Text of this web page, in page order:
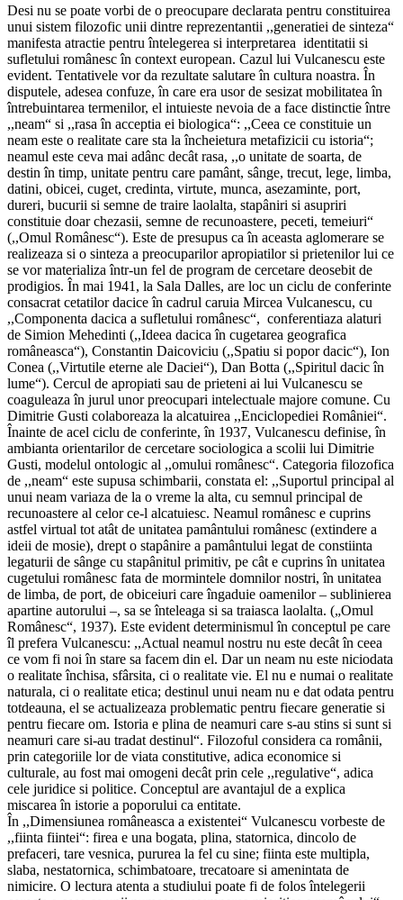
Desi nu se poate vorbi de o preocupare declarata pentru constituirea
unui sistem filozofic unii dintre reprezentantii ,,generatiei de sinteza“
manifesta atractie pentru întelegerea si interpretarea identitatii si
sufletului românesc în context european. Cazul lui Vulcanescu este
evident. Tentativele vor da rezultate salutare în cultura noastra. În
disputele, adesea confuze, în care era usor de sesizat mobilitatea în
întrebuintarea termenilor, el intuieste nevoia de a face distinctie între
,,neam“ si ,,rasa în acceptia ei biologica“: ,,Ceea ce constituie un
neam este o realitate care sta la încheietura metafizicii cu istoria“;
neamul este ceva mai adânc decât rasa, ,,o unitate de soarta, de
destin în timp, unitate pentru care pamânt, sânge, trecut, lege, limba,
datini, obicei, cuget, credinta, virtute, munca, asezaminte, port,
dureri, bucurii si semne de traire laolalta, stapâniri si asupriri
constituie doar chezasii, semne de recunoastere, peceti, temeiuri“
(,,Omul Românesc“). Este de presupus ca în aceasta aglomerare se
realizeaza si o sinteza a preocuparilor apropiatilor si prietenilor lui ce
se vor materializa într-un fel de program de cercetare deosebit de
prodigios. În mai 1941, la Sala Dalles, are loc un ciclu de conferinte
consacrat cetatilor dacice în cadrul caruia Mircea Vulcanescu, cu
,,Componenta dacica a sufletului românesc“, conferentiaza alaturi
de Simion Mehedinti (,,Ideea dacica în cugetarea geografica
româneasca“), Constantin Daicoviciu (,,Spatiu si popor dacic“), Ion
Conea (,,Virtutile eterne ale Daciei“), Dan Botta (,,Spiritul dacic în
lume“). Cercul de apropiati sau de prieteni ai lui Vulcanescu se
coaguleaza în jurul unor preocupari intelectuale majore comune. Cu
Dimitrie Gusti colaboreaza la alcatuirea ,,Enciclopediei României“.
Înainte de acel ciclu de conferinte, în 1937, Vulcanescu definise, în
ambianta orientarilor de cercetare sociologica a scolii lui Dimitrie
Gusti, modelul ontologic al ,,omului românesc“. Categoria filozofica
de ,,neam“ este supusa schimbarii, constata el: ,,Suportul principal al
unui neam variaza de la o vreme la alta, cu semnul principal de
recunoastere al celor ce-l alcatuiesc. Neamul românesc e cuprins
astfel virtual tot atât de unitatea pamântului românesc (extindere a
ideii de mosie), drept o stapânire a pamântului legat de constiinta
legaturii de sânge cu stapânitul primitiv, pe cât e cuprins în unitatea
cugetului românesc fata de mormintele domnilor nostri, în unitatea
de limba, de port, de obiceiuri care îngaduie oamenilor – sublinierea
apartine autorului –, sa se înteleaga si sa traiasca laolalta. („Omul
Românesc“, 1937). Este evident determinismul în conceptul pe care
îl prefera Vulcanescu: ,,Actual neamul nostru nu este decât în ceea
ce vom fi noi în stare sa facem din el. Dar un neam nu este niciodata
o realitate închisa, sfârsita, ci o realitate vie. El nu e numai o realitate
naturala, ci o realitate etica; destinul unui neam nu e dat odata pentru
totdeauna, el se actualizeaza problematic pentru fiecare generatie si
pentru fiecare om. Istoria e plina de neamuri care s-au stins si sunt si
neamuri care si-au tradat destinul“. Filozoful considera ca românii,
prin categoriile lor de viata constitutive, adica economice si
culturale, au fost mai omogeni decât prin cele ,,regulative“, adica
cele juridice si politice. Conceptul are avantajul de a explica
miscarea în istorie a poporului ca entitate.
În ,,Dimensiunea româneasca a existentei“ Vulcanescu vorbeste de
,,fiinta fiintei“: firea e una bogata, plina, statornica, dincolo de
prefaceri, tare vesnica, pururea la fel cu sine; fiinta este multipla,
slaba, nestatornica, schimbatoare, trecatoare si amenintata de
nimicire. O lectura atenta a studiului poate fi de folos întelegerii